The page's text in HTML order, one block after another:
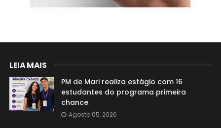
LEIA MAIS
PM de Mari realiza estágio com 16
estudantes do programa primeira
chance
Agosto 05, 2026